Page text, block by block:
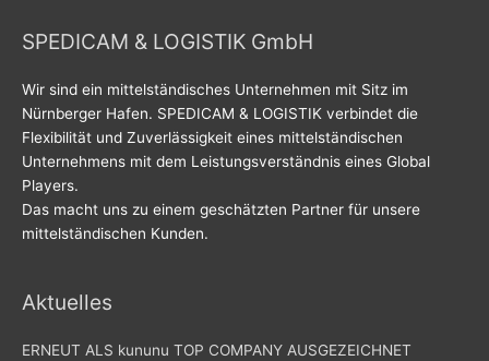
SPEDICAM & LOGISTIK GmbH
Wir sind ein mittelständisches Unternehmen mit Sitz im
Nürnberger Hafen. SPEDICAM & LOGISTIK verbindet die
Flexibilität und Zuverlässigkeit eines mittelständischen
Unternehmens mit dem Leistungsverständnis eines Global
Players.
Das macht uns zu einem geschätzten Partner für unsere
mittelständischen Kunden.
Aktuelles
ERNEUT ALS kununu TOP COMPANY AUSGEZEICHNET